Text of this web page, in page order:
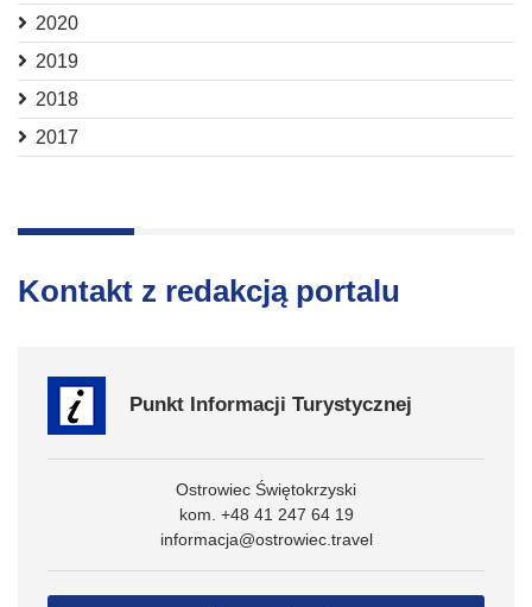
2020
2019
2018
2017
Kontakt z redakcją portalu
Punkt Informacji Turystycznej
Ostrowiec Świętokrzyski
kom. +48 41 247 64 19
informacja@ostrowiec.travel